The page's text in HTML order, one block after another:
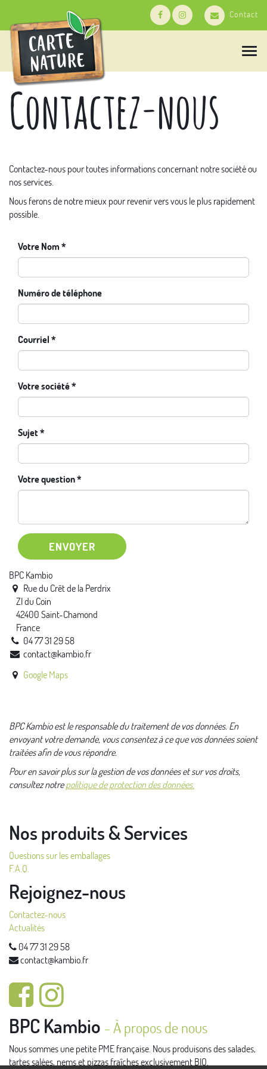
Contact
T
g
a
i
Contactez-nous
Contactez-nous pour toutes informations concernant notre société ou
nos services.
Nous ferons de notre mieux pour revenir vers vous le plus rapidement
possible.
Votre Nom
Numéro de téléphone
Courriel
Votre société
Sujet
Votre question
ENVOYER
BPC Kambio
Rue du Crêt de la Perdrix
ZI du Coin
42400 Saint-Chamond
France
04 77 31 29 58
contact@kambio.fr
Google Maps
BPC Kambio est le responsable du traitement de vos données. En
envoyant votre demande, vous consentez à ce que vos données soient
traitées afin de vous répondre.
Pour en savoir plus sur la gestion de vos données et sur vos droits,
consultez notrepolitique de protection des données.
Nos produits & Services
Questions sur les emballages
F.A.Q.
Rejoignez-nous
Contactez-nous
Actualités
04 77 31 29 58
contact@kambio.fr
BPC Kambio -À propos de nous
Nous sommes une petite PME française. Nous produisons des salades,
tartes salées, nems et pizzas fraîches exclusivement BIO.